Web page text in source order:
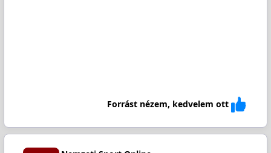
Forrást nézem, kedvelem ott